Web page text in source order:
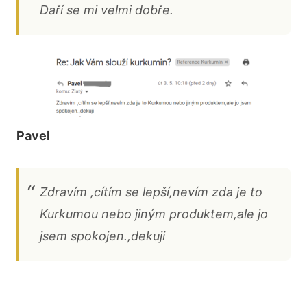
Daří se mi velmi dobře.
Pavel
Zdravím ,cítím se lepší,nevím zda je to
Kurkumou nebo jiným produktem,ale jo
jsem spokojen.,dekuji